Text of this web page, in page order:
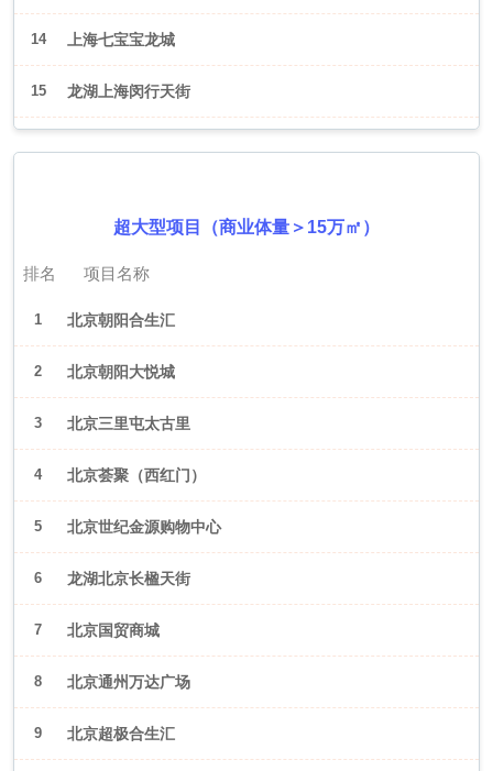
14 上海七宝宝龙城
15 龙湖上海闵行天街
超大型项目（商业体量＞15万㎡）
排名 项目名称
1 北京朝阳合生汇
2 北京朝阳大悦城
3 北京三里屯太古里
4 北京荟聚（西红门）
5 北京世纪金源购物中心
6 龙湖北京长楹天街
7 北京国贸商城
8 北京通州万达广场
9 北京超极合生汇